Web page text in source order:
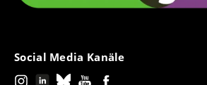
Social Media Kanäle